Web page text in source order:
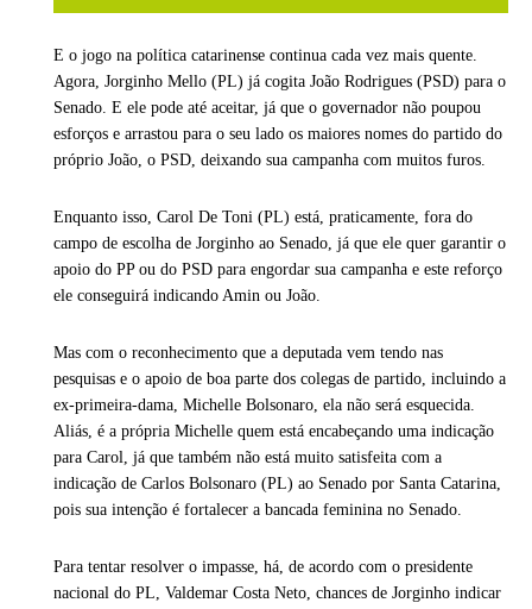
E o jogo na política catarinense continua cada vez mais quente.
Agora, Jorginho Mello (PL) já cogita João Rodrigues (PSD) para o
Senado. E ele pode até aceitar, já que o governador não poupou
esforços e arrastou para o seu lado os maiores nomes do partido do
próprio João, o PSD, deixando sua campanha com muitos furos.
Enquanto isso, Carol De Toni (PL) está, praticamente, fora do
campo de escolha de Jorginho ao Senado, já que ele quer garantir o
apoio do PP ou do PSD para engordar sua campanha e este reforço
ele conseguirá indicando Amin ou João.
Mas com o reconhecimento que a deputada vem tendo nas
pesquisas e o apoio de boa parte dos colegas de partido, incluindo a
ex-primeira-dama, Michelle Bolsonaro, ela não será esquecida.
Aliás, é a própria Michelle quem está encabeçando uma indicação
para Carol, já que também não está muito satisfeita com a
indicação de Carlos Bolsonaro (PL) ao Senado por Santa Catarina,
pois sua intenção é fortalecer a bancada feminina no Senado.
Para tentar resolver o impasse, há, de acordo com o presidente
nacional do PL, Valdemar Costa Neto, chances de Jorginho indicar